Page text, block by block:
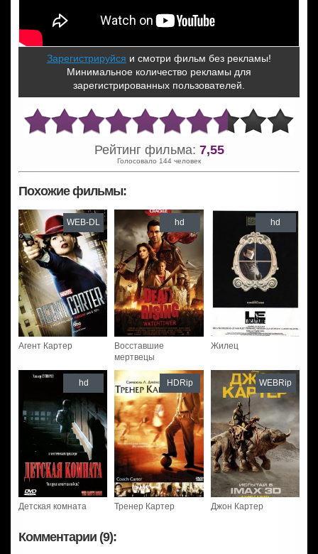
Зарегистрируйся и смотри фильм без рекламы!
Минимальное количество рекламы для
зарегистрированных пользователей.
Рейтинг фильма: 7,55
Голосовало 144 человек
Похожие фильмы:
Агент Картер
WEB-DL
Восставшие
мертвецы
hd
Жилец
hd
Детская комната
hd
Тренер Картер
HDRip
Джон Картер
WEBRip
Комментарии (9):